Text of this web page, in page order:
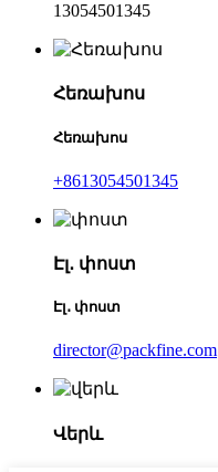
13054501345
Հեռախոս
Հեռախոս
+8613054501345
Էլ․ փոստ
Էլ․ փոստ
director@packfine.com
Վերև